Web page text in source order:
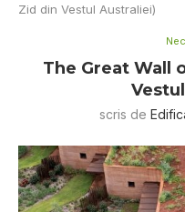
Zid din Vestul Australiei)
The Great Wall
scris de